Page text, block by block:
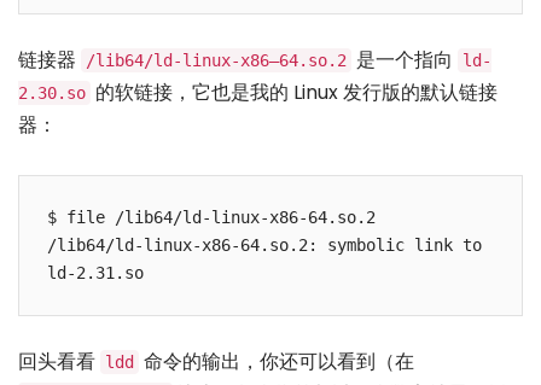
链接器 /lib64/ld-linux-x86–64.so.2 是一个指向
ld-
2.30.so 的软链接，它也是我的 Linux 发行版的默认链接
器：
$ file /lib64/ld-linux-x86-64.so.2
/lib64/ld-linux-x86-64.so.2: symbolic link to
回头看看 ldd 命令的输出，你还可以看到（在